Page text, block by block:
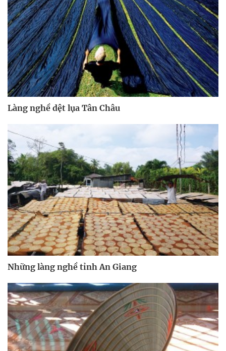
Làng nghề dệt lụa Tân Châu
Những làng nghề tỉnh An Giang